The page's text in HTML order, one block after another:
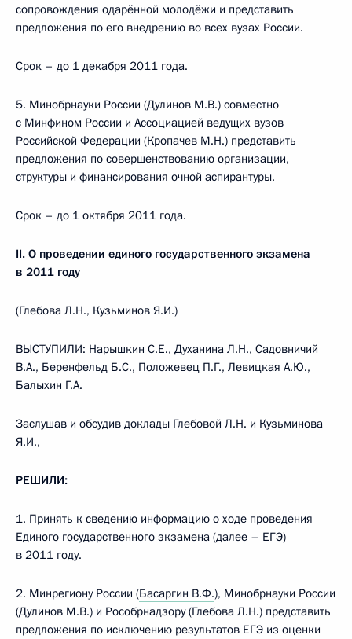
сопровождения одарённой молодёжи и представить
предложения по его внедрению во всех вузах России.
Срок – до 1 декабря 2011 года.
5. Минобрнауки России (Дулинов М.В.) совместно
с Минфином России и Ассоциацией ведущих вузов
Российской Федерации (Кропачев М.Н.) представить
предложения по совершенствованию организации,
структуры и финансирования очной аспирантуры.
Срок – до 1 октября 2011 года.
II. О проведении единого государственного экзамена
в 2011 году
(Глебова Л.Н., Кузьминов Я.И.)
ВЫСТУПИЛИ: Нарышкин С.Е., Духанина Л.Н., Садовничий
В.А., Беренфельд Б.С., Положевец П.Г., Левицкая А.Ю.,
Балыхин Г.А.
Заслушав и обсудив доклады Глебовой Л.Н. и Кузьминова
Я.И.,
РЕШИЛИ:
1. Принять к сведению информацию о ходе проведения
Единого государственного экзамена (далее – ЕГЭ)
в 2011 году.
2. Минрегиону России (Басаргин В.Ф.), Минобрнауки России
(Дулинов М.В.) и Рособрнадзору (Глебова Л.Н.) представить
предложения по исключению результатов ЕГЭ из оценки